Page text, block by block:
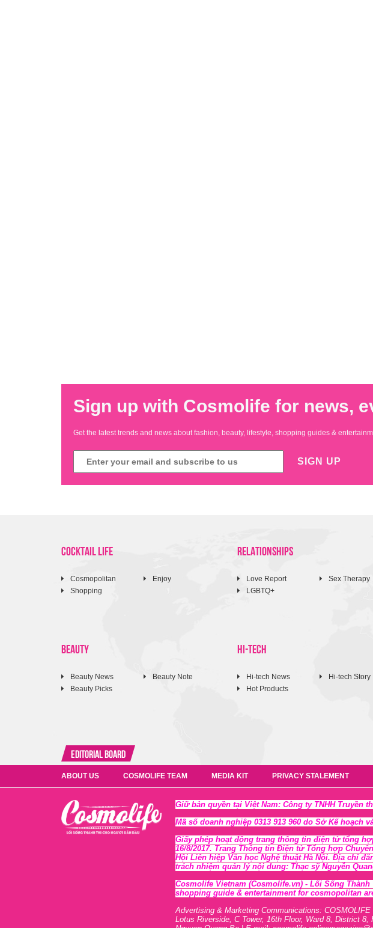
Sign up with Cosmolife for news,
Get the latest trends and news about fashion, beauty, lifestyle, shopping guides &
SIGN UP
COCKTAIL LIFE
Cosmopolitan
Shopping
Enjoy
RELATIONSHIPS
Love Report
LGBTQ+
Sex Therapy
BEAUTY
Beauty News
Beauty Picks
Beauty Note
HI-TECH
Hi-tech News
Hot Products
Hi-tech Story
Editorial Board
ABOUT US COSMOLIFE TEAM MEDIA KIT PRIVACY STALEMENT
Giữ bản quyền tại Việt Nam: Công ty TNHH Truyền
Mã số doanh nghiệp 0313 913 960 do Sở Kế hoạch
Giấy phép hoạt động trang thông tin điện tử tổng
16/8/2017. Trang Thông tin Điện tử Tổng hợp
Hội Liên hiệp Văn học Nghệ thuật Hà Nội. Địa chỉ
trách nhiệm quản lý nội dung: Thạc sỹ Nguyễn
Cosmolife Vietnam (Cosmolife.vn) - Lối Sống Thành
shopping guide & entertainment for cosmopolitan
Advertising & Marketing Communications:
Lotus Riverside, C Tower, 16th Floor, Ward 8, District 8,